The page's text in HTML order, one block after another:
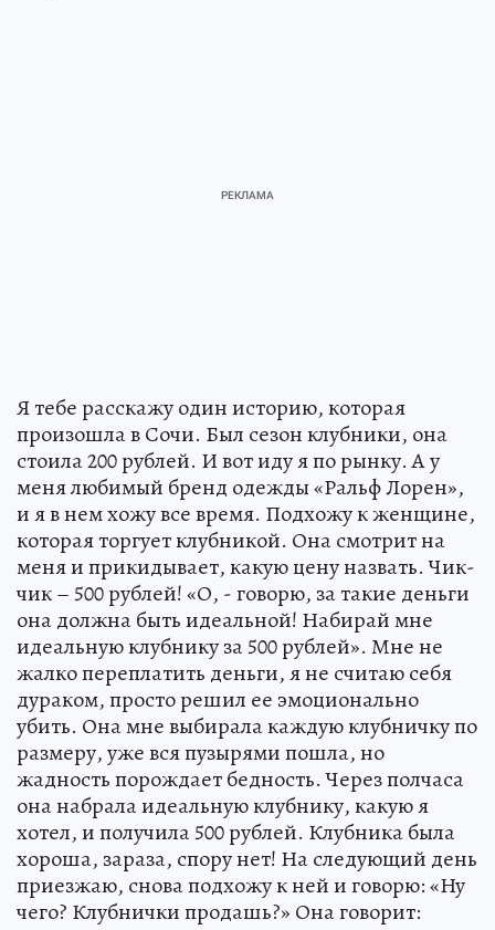
Я тебе расскажу один историю, которая
произошла в Сочи. Был сезон клубники, она
стоила 200 рублей. И вот иду я по рынку. А у
меня любимый бренд одежды «Ральф Лорен»,
и я в нем хожу все время. Подхожу к женщине,
которая торгует клубникой. Она смотрит на
меня и прикидывает, какую цену назвать. Чик-
чик – 500 рублей! «О, - говорю, за такие деньги
она должна быть идеальной! Набирай мне
идеальную клубнику за 500 рублей». Мне не
жалко переплатить деньги, я не считаю себя
дураком, просто решил ее эмоционально
убить. Она мне выбирала каждую клубничку по
размеру, уже вся пузырями пошла, но
жадность порождает бедность. Через полчаса
она набрала идеальную клубнику, какую я
хотел, и получила 500 рублей. Клубника была
хороша, зараза, спору нет! На следующий день
приезжаю, снова подхожу к ней и говорю: «Ну
чего? Клубнички продашь?» Она говорит: